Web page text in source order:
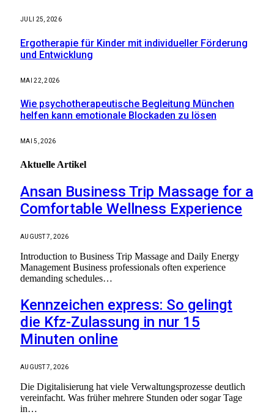
JULI 25, 2026
Ergotherapie für Kinder mit individueller Förderung
und Entwicklung
MAI 22, 2026
Wie psychotherapeutische Begleitung München
helfen kann emotionale Blockaden zu lösen
MAI 5, 2026
Aktuelle Artikel
Ansan Business Trip Massage for a
Comfortable Wellness Experience
AUGUST 7, 2026
Introduction to Business Trip Massage and Daily Energy
Management Business professionals often experience
demanding schedules…
Kennzeichen express: So gelingt
die Kfz-Zulassung in nur 15
Minuten online
AUGUST 7, 2026
Die Digitalisierung hat viele Verwaltungsprozesse deutlich
vereinfacht. Was früher mehrere Stunden oder sogar Tage
in…